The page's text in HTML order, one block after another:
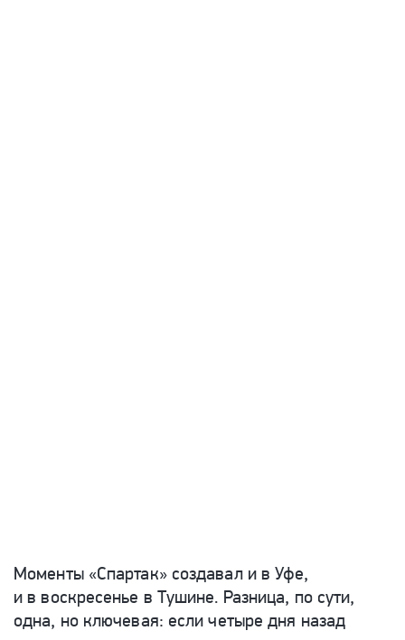
Моменты «Спартак» создавал и в Уфе,
и в воскресенье в Тушине. Разница, по сути,
одна, но ключевая: если четыре дня назад